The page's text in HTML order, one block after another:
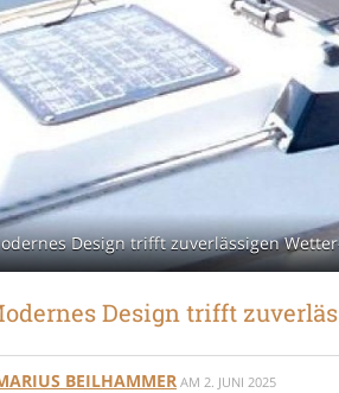
Design trifft zuverlässigen
Design trifft
BEILHAMMER AM 2. JUNI 2025